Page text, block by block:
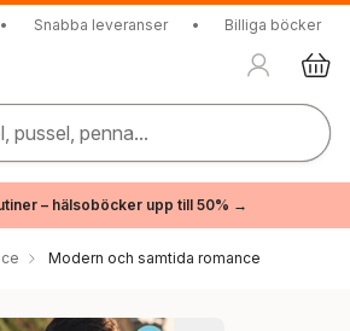
• Snabba leveranser • Billiga böcker
pussel, penna...
– hälsoböcker upp till 50% →
Modern och samtida romance